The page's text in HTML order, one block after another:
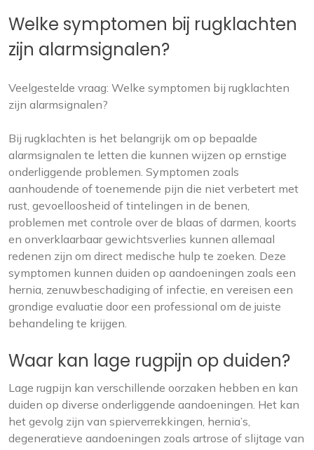
Welke symptomen bij rugklachten
zijn alarmsignalen?
Veelgestelde vraag: Welke symptomen bij rugklachten
zijn alarmsignalen?
Bij rugklachten is het belangrijk om op bepaalde
alarmsignalen te letten die kunnen wijzen op ernstige
onderliggende problemen. Symptomen zoals
aanhoudende of toenemende pijn die niet verbetert met
rust, gevoelloosheid of tintelingen in de benen,
problemen met controle over de blaas of darmen, koorts
en onverklaarbaar gewichtsverlies kunnen allemaal
redenen zijn om direct medische hulp te zoeken. Deze
symptomen kunnen duiden op aandoeningen zoals een
hernia, zenuwbeschadiging of infectie, en vereisen een
grondige evaluatie door een professional om de juiste
behandeling te krijgen.
Waar kan lage rugpijn op duiden?
Lage rugpijn kan verschillende oorzaken hebben en kan
duiden op diverse onderliggende aandoeningen. Het kan
het gevolg zijn van spierverrekkingen, hernia’s,
degeneratieve aandoeningen zoals artrose of slijtage van